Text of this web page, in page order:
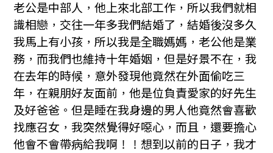
老公是中部人，他上來北部工作，所以我們就相
識相戀，交往一年多我們結婚了，結婚後沒多久
我馬上有小孩，所以我是全職媽媽，老公他是業
務，而我們也維持十年婚姻，但是好景不在，我
在去年的時候，意外發現他竟然在外面偷吃三
年，在親朋好友面前，他是位負責愛家的好先生
及好爸爸。但是睡在我身邊的男人他竟然會喜歡
找應召女，我突然覺得好噁心，而且，還要擔心
他會不會帶病給我啊！！想到以前的日子，我才